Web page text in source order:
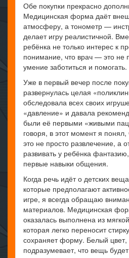
Обе покупки прекрасно
Медицинская форма даёт
атмосферу, а тонометр —
делает игру реалистичной.
ребёнка не только интерес к
понимание, что врач — это не
умение заботиться и помогать.
Уже в первый вечер после
развернулась целая
обследовала всех своих
«давление» и давала
были её первыми «живыми
говоря, в этот момент я
это не просто развлечение, а
развивать у ребёнка
первые навыки общения.
Когда речь идёт о детских
которые предполагают
игре, я всегда обращаю
материалов. Медицинская
оказалась выполнена из
которая легко переносит
сохраняет форму. Белый цвет,
подразумевает, что вещь